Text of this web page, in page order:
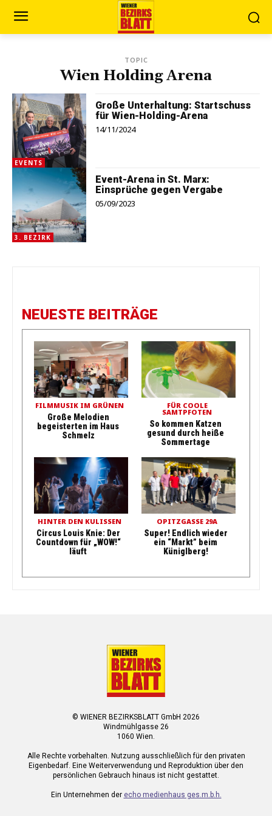
TOPIC
Wien Holding Arena
EVENTS
Große Unterhaltung: Startschuss
für Wien-Holding-Arena
14/11/2024
3. BEZIRK
Event-Arena in St. Marx:
Einsprüche gegen Vergabe
05/09/2023
NEUESTE BEITRÄGE
FILMMUSIK IM GRÜNEN
Große Melodien
begeisterten im Haus
Schmelz
FÜR COOLE
SAMTPFOTEN
So kommen Katzen
gesund durch heiße
Sommertage
HINTER DEN KULISSEN
Circus Louis Knie: Der
Countdown für „WOW!“
läuft
OPITZGASSE 29A
Super! Endlich wieder
ein “Markt” beim
Küniglberg!
© WIENER BEZIRKSBLATT GmbH 2026
Windmühlgasse 26
1060 Wien.
Alle Rechte vorbehalten. Nutzung ausschließlich für den privaten
Eigenbedarf. Eine Weiterverwendung und Reproduktion über den
persönlichen Gebrauch hinaus ist nicht gestattet.
Ein Unternehmen der echo medienhaus ges.m.b.h.